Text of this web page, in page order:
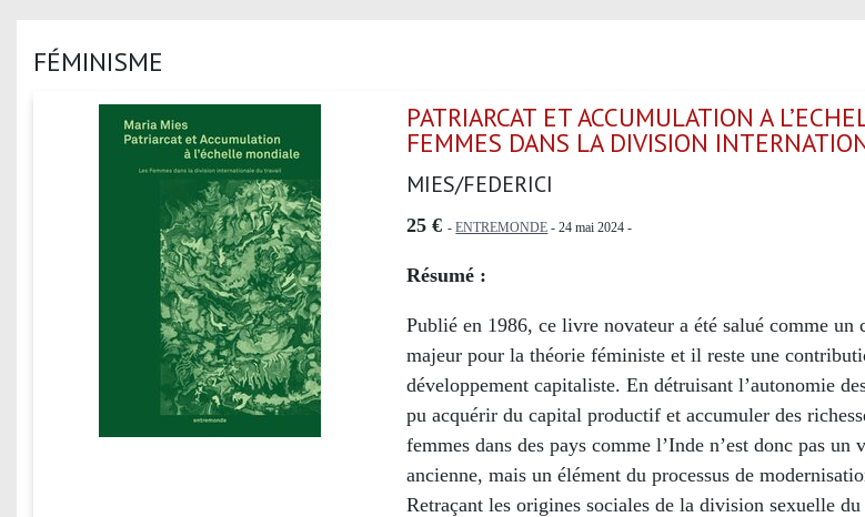
FÉMINISME
PATRIARCAT ET ACCUMULATION A
FEMMES DANS LA DIVISION
MIES/FEDERICI
25 € -ENTREMONDE - 24 mai 2024 -
Résumé :
Publié en 1986, ce livre novateur a été salué comme un
majeur pour la théorie féministe et il reste une
développement capitaliste. En détruisant l’autonomie
pu acquérir du capital productif et accumuler des
femmes dans des pays comme l’Inde n’est donc pas un
ancienne, mais un élément du processus de
Retraçant les origines sociales de la division sexuelle